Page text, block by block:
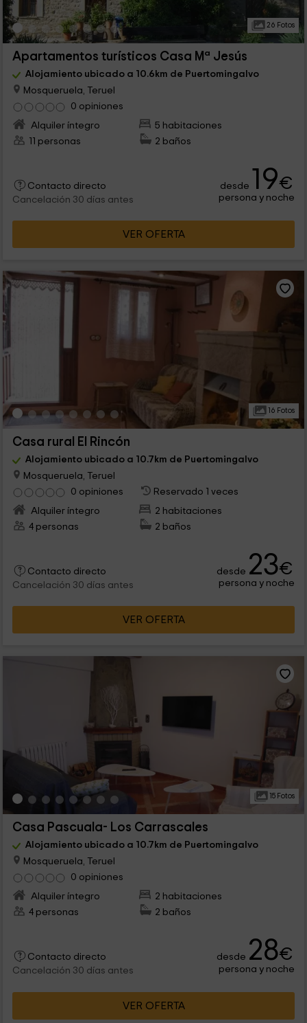
26 Fotos
Apartamentos turísticos Casa Mª Jesús
Alojamiento ubicado a 10.6km de Puertomingalvo
Mosqueruela, Teruel
0 opiniones
Alquiler íntegro
5 habitaciones
11 personas
2 baños
Contacto directo
Cancelación 30 días antes
desde 19€
persona y noche
VER OFERTA
16 Fotos
Casa rural El Rincón
Alojamiento ubicado a 10.7km de Puertomingalvo
Mosqueruela, Teruel
0 opiniones
Reservado 1 veces
Alquiler íntegro
2 habitaciones
4 personas
2 baños
Contacto directo
Cancelación 30 días antes
desde 23€
persona y noche
VER OFERTA
15 Fotos
Casa Pascuala- Los Carrascales
Alojamiento ubicado a 10.7km de Puertomingalvo
Mosqueruela, Teruel
0 opiniones
Alquiler íntegro
2 habitaciones
4 personas
2 baños
Contacto directo
Cancelación 30 días antes
desde 28€
persona y noche
VER OFERTA